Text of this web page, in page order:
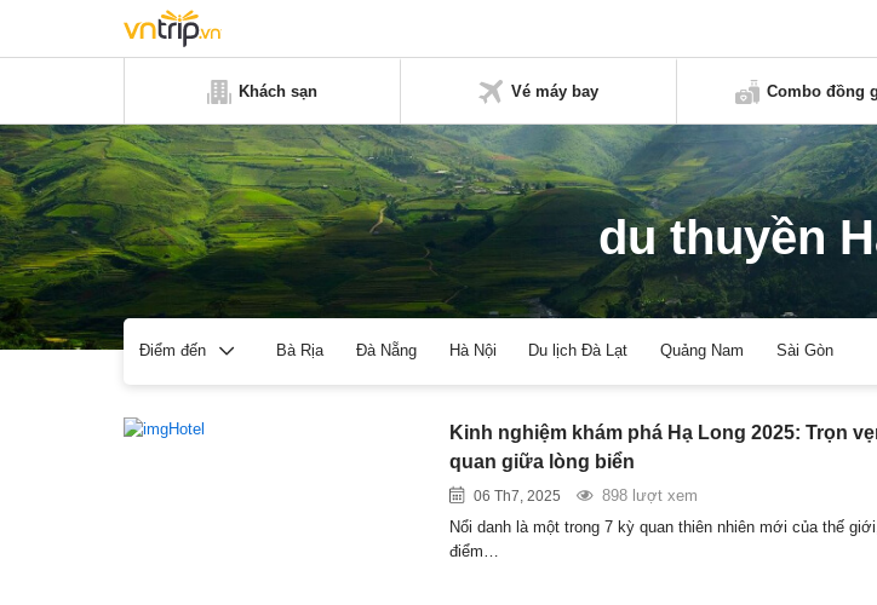
Khách sạn Vé máy bay Combo đồng
du thuyền
Điểm đến Bà Rịa Đà Nẵng Hà Nội Du lịch Đà Lạt Quảng Nam Sài Gòn
Kinh nghiệm khám phá Hạ Long 2025: Trọn
quan giữa lòng biển
06 Th7, 2025
898 lượt xem
Nổi danh là một trong 7 kỳ quan thiên nhiên mới của thế
điểm…